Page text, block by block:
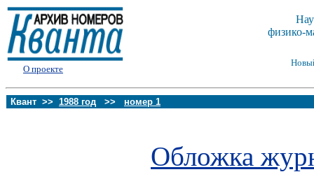
О проекте
физико-
Квант >> 1988 год >> номер 1
Обложка